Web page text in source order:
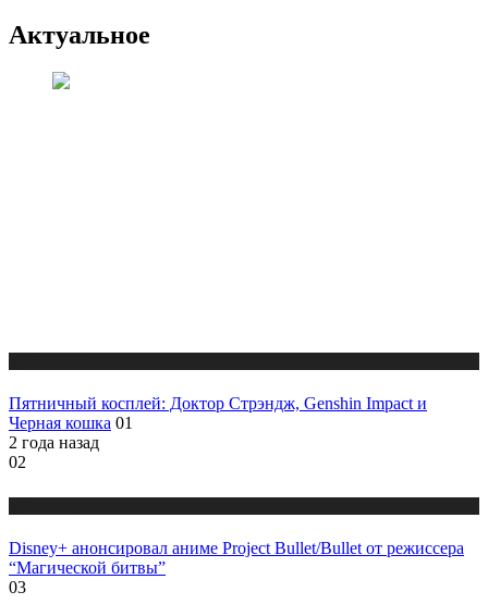
Актуальное
Пятничный косплей: Доктор Стрэндж, Genshin Impact и
Черная кошка 01
2 года назад
02
Disney+ анонсировал аниме Project Bullet/Bullet от режиссера
“Магической битвы”
03